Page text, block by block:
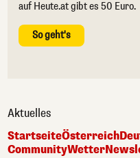
auf Heute.at gibt es 50 Euro.
So geht's
Aktuelles
StartseiteÖsterreich
CommunityWetter